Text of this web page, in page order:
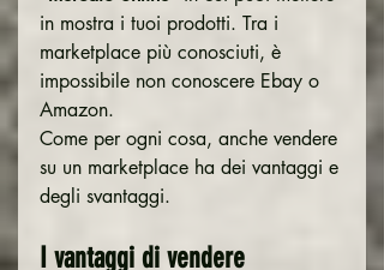
in mostra i tuoi prodotti. Tra i
marketplace più conosciuti, è
impossibile non conoscere Ebay o
Amazon.
Come per ogni cosa, anche vendere
su un marketplace ha dei vantaggi e
degli svantaggi.
I vantaggi di vendere